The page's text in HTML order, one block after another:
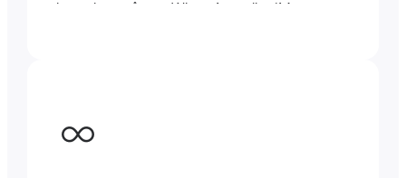
kontakter, såsom WhatsApp eller iMessage,
modtage en QR-kode i din e-mail. Scan den